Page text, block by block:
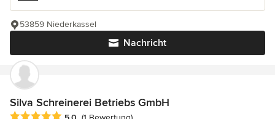
Nachricht
53859 Niederkassel
Silva Schreinerei Betriebs GmbH
Durchschnittliche Bewertung: 5 von 5 Sternen